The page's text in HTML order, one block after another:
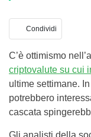
Condividi
C’è ottimismo
criptovalute su cui
ultime settimane.
potrebbero
cascata
Gli analisti della